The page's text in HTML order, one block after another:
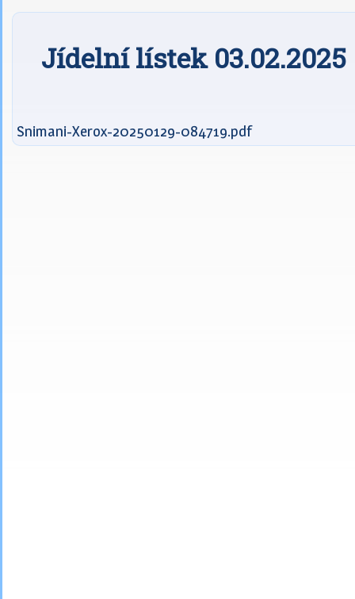
Jídelní lístek 03.02.2025
Snimani-Xerox-20250129-084719.pdf